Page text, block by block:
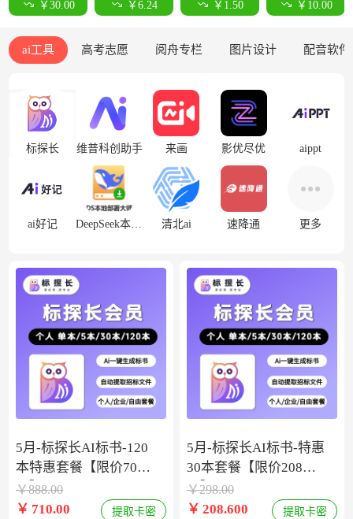
￥30.00
￥6.24
￥1.50
￥10.00
ai工具 高考志愿 阅舟专栏 图片设计 配音软件
标探长 维普科创助手 来画 影优尽优 aippt
ai好记 DeepSeek本地部署 清北ai 速降通 更多
5月-标探长AI标书-120
本特惠套餐【限价708
元】
￥888.00
￥ 710.00 提取卡密
5月-标探长AI标书-特惠
30本套餐【限价208
元】
￥298.00
￥ 208.600 提取卡密